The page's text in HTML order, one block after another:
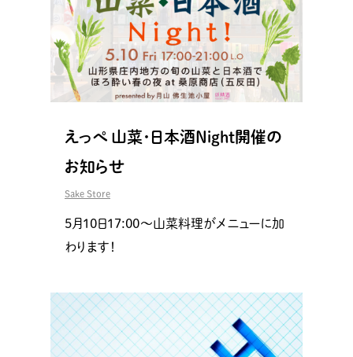
えっぺ 山菜･日本酒Night開催の
お知らせ
Sake Store
5月10日17:00〜山菜料理がメニューに加
わります！